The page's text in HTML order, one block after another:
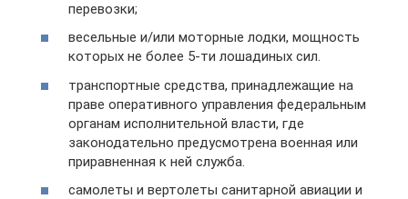
перевозки;
весельные и/или моторные лодки, мощность
которых не более 5-ти лошадиных сил.
транспортные средства, принадлежащие на
праве оперативного управления федеральным
органам исполнительной власти, где
законодательно предусмотрена военная или
приравненная к ней служба.
самолеты и вертолеты санитарной авиации и